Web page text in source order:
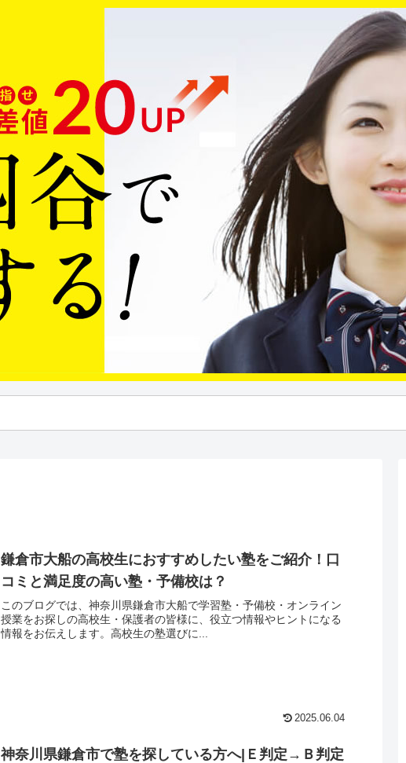
鎌倉市大船の高校生におすすめしたい塾をご紹介！口
コミと満足度の高い塾・予備校は？
このブログでは、神奈川県鎌倉市大船で学習塾・予備校・オンライン
授業をお探しの高校生・保護者の皆様に、役立つ情報やヒントになる
情報をお伝えします。高校生の塾選びに...
2025.06.04
神奈川県鎌倉市で塾を探している方へ|Ｅ判定→Ｂ判定